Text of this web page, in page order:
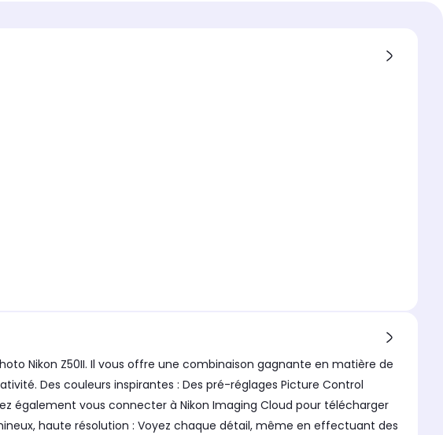
Nikon Z50II. Il vous offre une combinaison gagnante en matière de
Des couleurs inspirantes : Des pré-réglages Picture Control
également vous connecter à Nikon Imaging Cloud pour télécharger
haute résolution : Voyez chaque détail, même en effectuant des